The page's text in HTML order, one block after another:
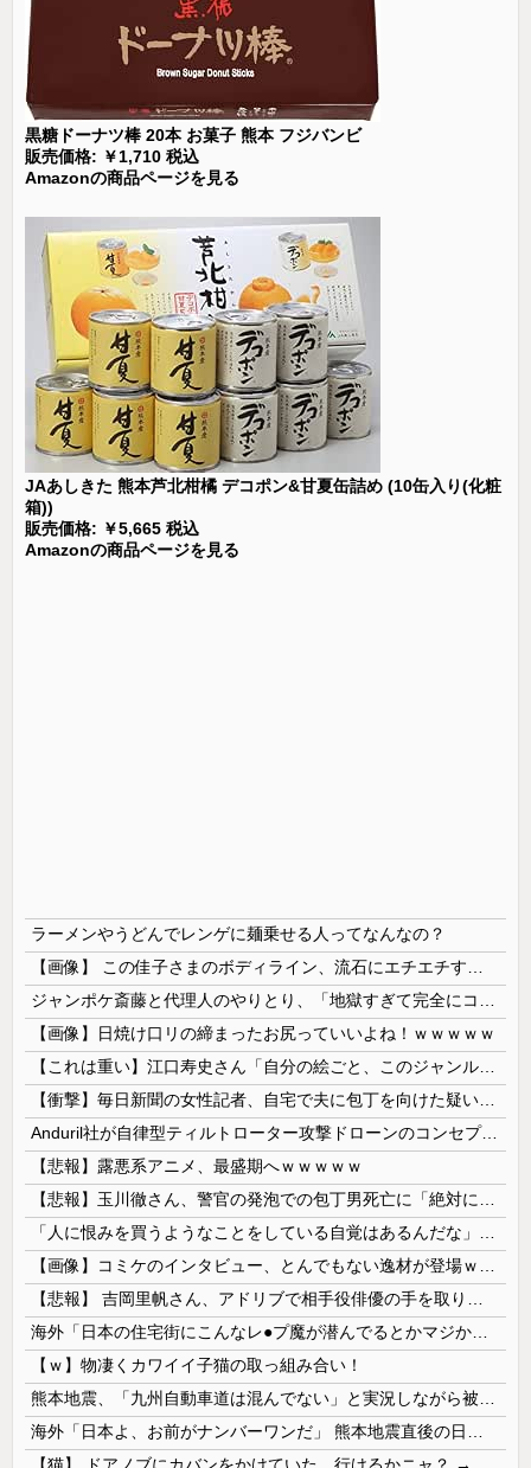
黒糖ドーナツ棒 20本 お菓子 熊本 フジバンビ
販売価格: ￥1,710 税込
Amazonの商品ページを見る
JAあしきた 熊本芦北柑橘 デコポン&甘夏缶詰め (10缶入り(化粧
箱))
販売価格: ￥5,665 税込
Amazonの商品ページを見る
ラーメンやうどんでレンゲに麺乗せる人ってなんなの？
【画像】日焼け口リの締まったお尻っていいよね！ｗｗｗｗｗ
Anduril社が自律型ティルトローター攻撃ドローンのコンセプトで衝撃を与える！
【悲報】露悪系アニメ、最盛期へｗｗｗｗｗ
【ｗ】物凄くカワイイ子猫の取っ組み合い！